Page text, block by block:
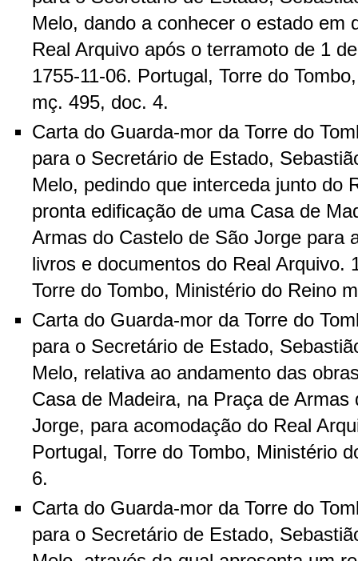
Melo, dando a conhecer o estado em
Real Arquivo após o terramoto de 1
1755-11-06. Portugal, Torre do
mç. 495, doc. 4.
Carta do Guarda-mor da Torre do
para o Secretário de Estado,
Melo, pedindo que interceda junto do
pronta edificação de uma Casa de
Armas do Castelo de São Jorge para
livros e documentos do Real Arquivo.
Torre do Tombo, Ministério do Reino
Carta do Guarda-mor da Torre do
para o Secretário de Estado,
Melo, relativa ao andamento das
Casa de Madeira, na Praça de Armas
Jorge, para acomodação do Real
Portugal, Torre do Tombo, Ministério
6.
Carta do Guarda-mor da Torre do
para o Secretário de Estado,